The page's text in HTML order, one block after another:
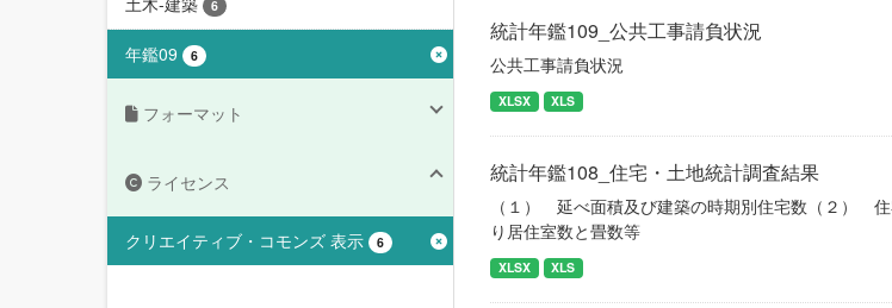
6
年鑑09 6
フォーマット
ライセンス
クリエイティブ・コモンズ 表示 6
統計年鑑109_公共工事請負状況
公共工事請負状況
XLSX XLS
統計年鑑108_住宅・土地統計調査結果
（１） 延べ面積及び建築の時期別住宅数（２）
り居住室数と畳数等
XLSX XLS